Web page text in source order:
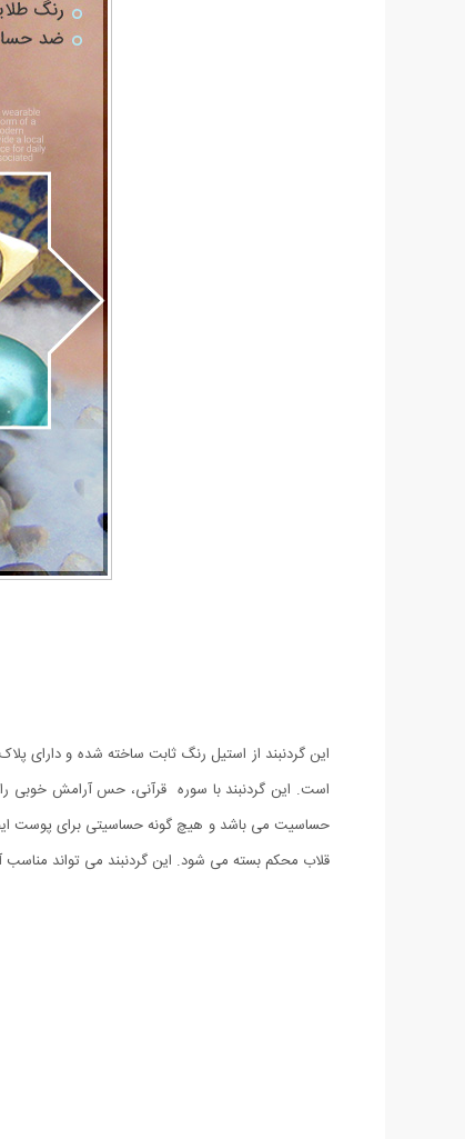
این گردنبند از استیل رنگ ثابت ساخته شده و دارای
است. این گردنبند با سوره قرآنی، حس آرامش خوبی
حساسیت می باشد و هیچ گونه حساسیتی برای پوست
قلاب محکم بسته می شود. این گردنبند می تواند مناسب